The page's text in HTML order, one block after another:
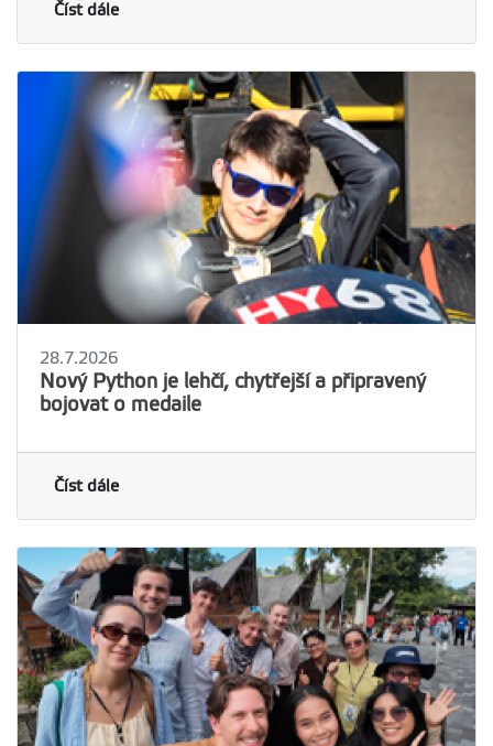
Číst dále
28.7.2026
Nový Python je lehčí, chytřejší a připravený
bojovat o medaile
Číst dále